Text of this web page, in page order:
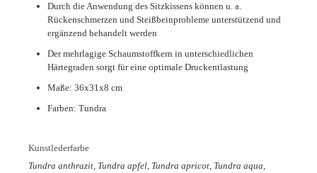
Durch die Anwendung des Sitzkissens können u. a.
Rückenschmerzen und Steißbeinprobleme unterstützend und
ergänzend behandelt werden
Der mehrlagige Schaumstoffkern in unterschiedlichen
Härtegraden sorgt für eine optimale Druckentlastung
Maße: 36x31x8 cm
Farben: Tundra
Kunstlederfarbe
Tundra anthrazit, Tundra apfel, Tundra apricot, Tundra aqua,